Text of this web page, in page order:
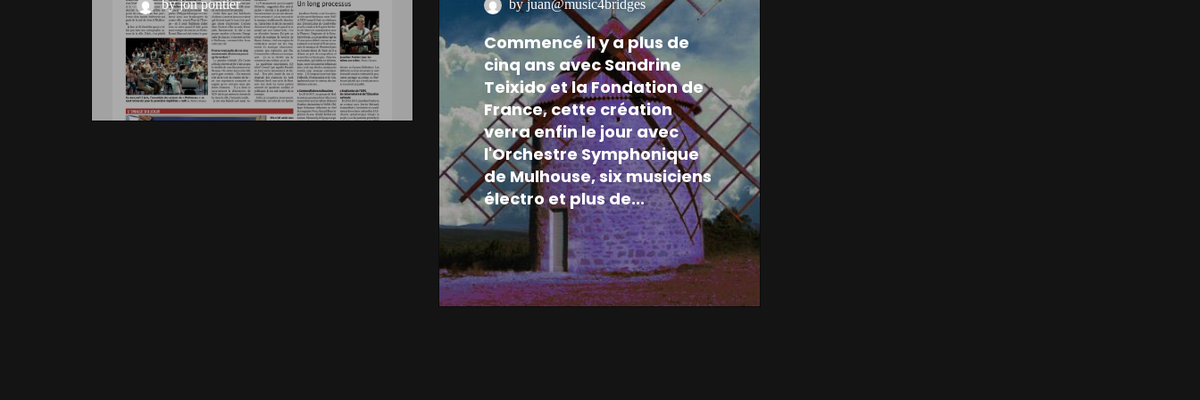
by jon pontier by juan@music4bridges
Commencé il y a plus de
cinq ans avec Sandrine
Teixido et la Fondation de
France, cette création
verra enfin le jour avec
l'Orchestre Symphonique
de Mulhouse, six musiciens
électro et plus de...